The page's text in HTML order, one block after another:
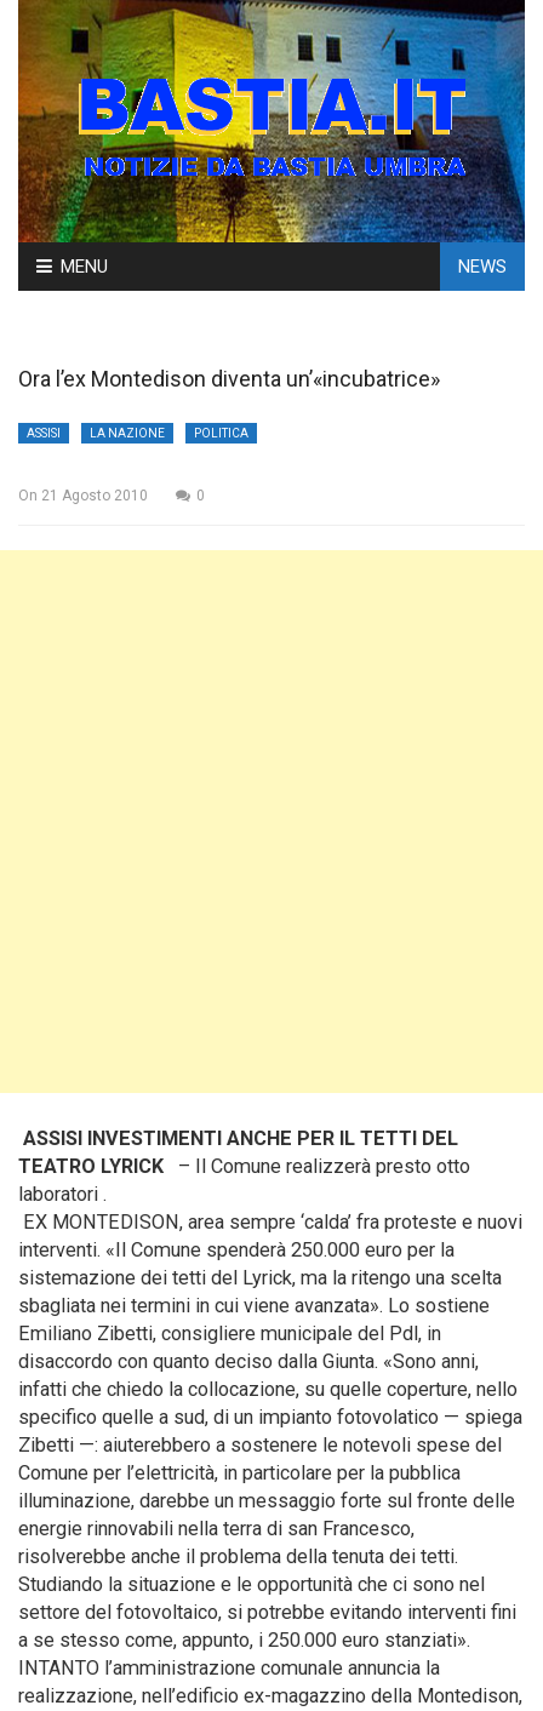
Skip
to
MENU NEWS
Ora l’ex Montedison diventa un’«incubatrice»
ASSISI LA NAZIONE POLITICA
On 21 Agosto 2010 0
ASSISI INVESTIMENTI ANCHE PER IL TETTI DEL
TEATRO LYRICK – Il Comune realizzerà presto otto
laboratori .
EX MONTEDISON, area sempre ‘calda’ fra proteste e nuovi
interventi. «Il Comune spenderà 250.000 euro per la
sistemazione dei tetti del Lyrick, ma la ritengo una scelta
sbagliata nei termini in cui viene avanzata». Lo sostiene
Emiliano Zibetti, consigliere municipale del Pdl, in
disaccordo con quanto deciso dalla Giunta. «Sono anni,
infatti che chiedo la collocazione, su quelle coperture, nello
specifico quelle a sud, di un impianto fotovolatico — spiega
Zibetti —: aiuterebbero a sostenere le notevoli spese del
Comune per l’elettricità, in particolare per la pubblica
illuminazione, darebbe un messaggio forte sul fronte delle
energie rinnovabili nella terra di san Francesco,
risolverebbe anche il problema della tenuta dei tetti.
Studiando la situazione e le opportunità che ci sono nel
settore del fotovoltaico, si potrebbe evitando interventi fini
a se stesso come, appunto, i 250.000 euro stanziati».
INTANTO l’amministrazione comunale annuncia la
realizzazione, nell’edificio ex-magazzino della Montedison,